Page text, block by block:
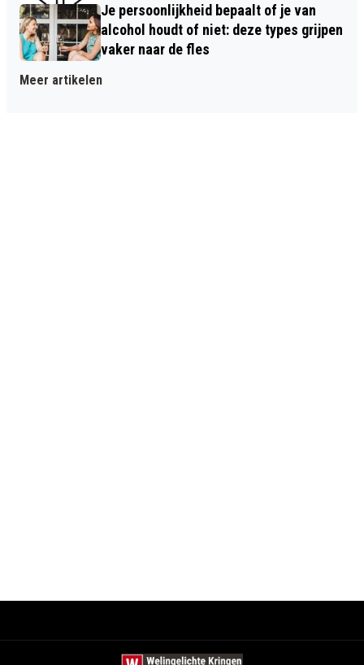
Je persoonlijkheid bepaalt of je van
alcohol houdt of niet: deze types grijpen
vaker naar de fles
Meer artikelen